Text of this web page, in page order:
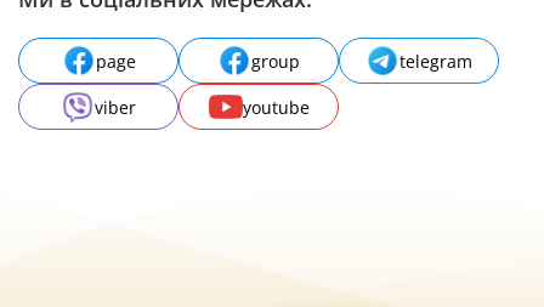
page group
telegram
viber
youtube